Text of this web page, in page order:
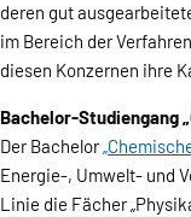
deren gut
im Bereich der
diesen Konzernen ihre
Bachelor-Studiengang
Der Bachelor
Energie-, Umwelt- und
Linie die Fächer